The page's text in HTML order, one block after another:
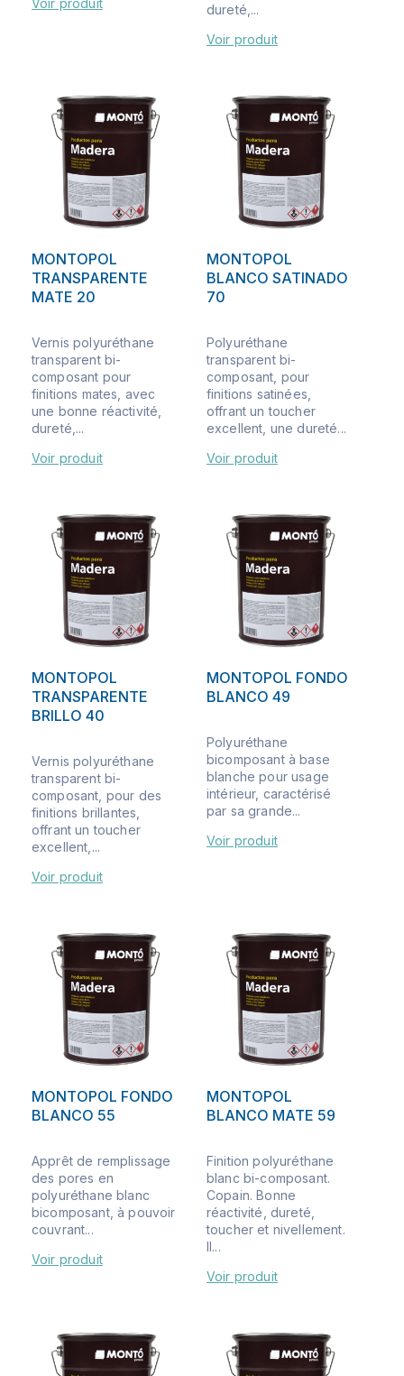
dureté,...
Voir produit
MONTOPOL
TRANSPARENTE
MATE 20
Vernis polyuréthane
transparent bi-
composant pour
finitions mates, avec
une bonne réactivité,
dureté,...
Voir produit
MONTOPOL
BLANCO SATINADO
70
Polyuréthane
transparent bi-
composant, pour
finitions satinées,
offrant un toucher
excellent, une dureté...
Voir produit
MONTOPOL
TRANSPARENTE
BRILLO 40
Vernis polyuréthane
transparent bi-
composant, pour des
finitions brillantes,
offrant un toucher
excellent,...
Voir produit
MONTOPOL FONDO
BLANCO 49
Polyuréthane
bicomposant à base
blanche pour usage
intérieur, caractérisé
par sa grande...
Voir produit
MONTOPOL FONDO
BLANCO 55
Apprêt de remplissage
des pores en
polyuréthane blanc
bicomposant, à pouvoir
couvrant...
Voir produit
MONTOPOL
BLANCO MATE 59
Finition polyuréthane
blanc bi-composant.
Copain. Bonne
réactivité, dureté,
toucher et nivellement.
Il...
Voir produit